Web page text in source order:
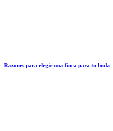
Razones para elegir una finca para tu boda